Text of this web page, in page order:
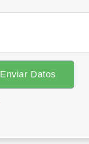
Enviar Datos